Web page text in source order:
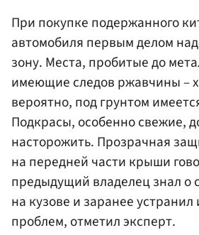
При покупке подержанного
автомобиля первым делом
зону. Места, пробитые до
имеющие следов ржавчины –
вероятно, под грунтом
Подкрасы, особенно свежие,
насторожить. Прозрачная
на передней части крыши
предыдущий владелец знал о
на кузове и заранее устранил
проблем, отметил эксперт.